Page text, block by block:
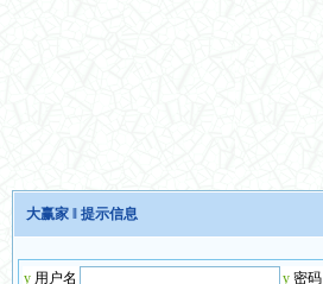
大赢家 ‖ 提示信息